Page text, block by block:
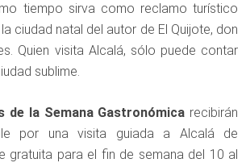
tiempo sirva como reclamo turístico
ciudad natal del autor de El Quijote, don
Quien visita Alcalá, sólo puede contar
sublime.
de la Semana Gastronómica recibirán
por una visita guiada a Alcalá de
gratuita para el fin de semana del 10 al